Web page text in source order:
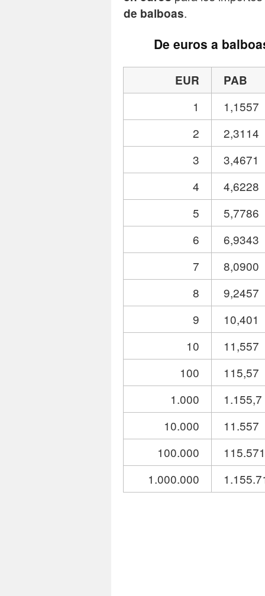
de balboas.
De euros a
EUR
PAB
1
1,1557
2
2,3114
3
3,4671
4
4,6228
5
5,7786
6
6,9343
7
8,0900
8
9,2457
9
10,401
10
11,557
100
115,57
1.000
1.155,7
10.000
11.557
100.000
115.571
1.000.000